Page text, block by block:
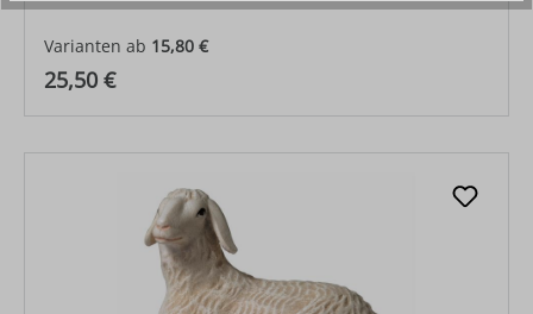
Varianten ab 15,80 €
Regulärer Preis:
25,50 €